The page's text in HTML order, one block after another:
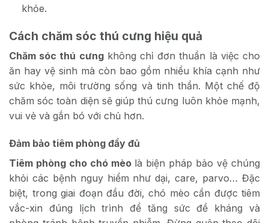
khỏe.
Cách chăm sóc thú cưng hiệu quả
Chăm sóc thú cưngkhông chỉ đơn thuần là việc cho
ăn hay vệ sinh mà còn bao gồm nhiều khía cạnh như
sức khỏe, môi trường sống và tinh thần. Một chế độ
chăm sóc toàn diện sẽ giúp thú cưng luôn khỏe mạnh,
vui vẻ và gắn bó với chủ hơn.
Đảm bảo tiêm phòng đầy đủ
Tiêm phòng cho chó mèo là biện pháp bảo vệ chúng
khỏi các bệnh nguy hiểm như dại, care, parvo… Đặc
biệt, trong giai đoạn đầu đời, chó mèo cần được tiêm
vắc-xin đúng lịch trình để tăng sức đề kháng và